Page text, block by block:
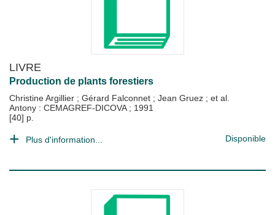
LIVRE
Production de plants forestiers
Christine Argillier ; Gérard Falconnet ; Jean Gruez ; et al.
Antony : CEMAGREF-DICOVA ; 1991
[40] p.
Plus d'information... Disponible